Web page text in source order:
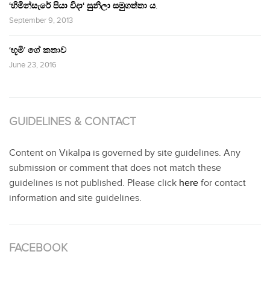
‘හිමින්සැරේ පියා විදා‘ සුනිලා සමුගත්තා ය.
September 9, 2013
‘භූමි’ ගේ කතාව
June 23, 2016
GUIDELINES & CONTACT
Content on Vikalpa is governed by site guidelines. Any
submission or comment that does not match these
guidelines is not published. Please click here for contact
information and site guidelines.
FACEBOOK